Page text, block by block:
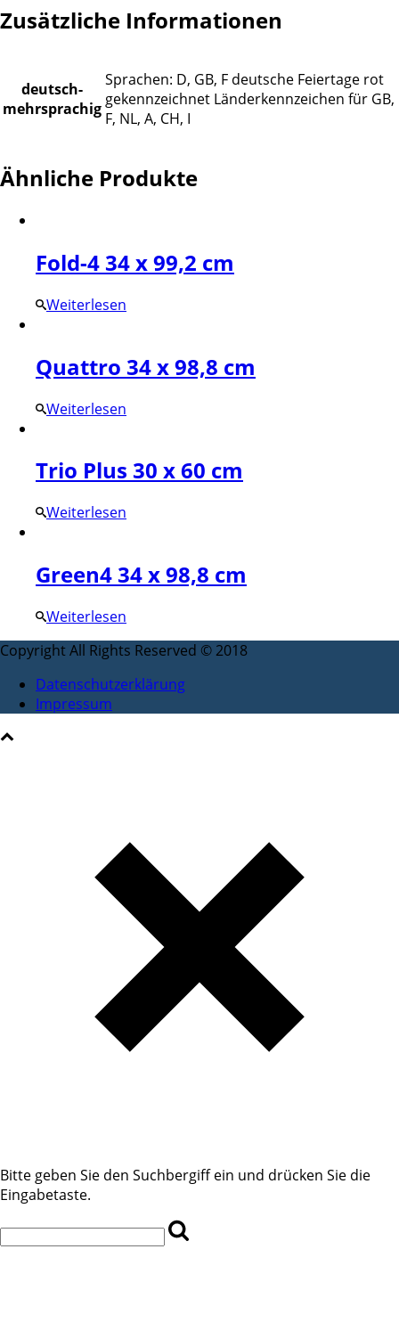
Zusätzliche Informationen
deutsch-
mehrsprachig
Sprachen: D, GB, F deutsche Feiertage rot
gekennzeichnet Länderkennzeichen für GB,
F, NL, A, CH, I
Ähnliche Produkte
Fold-4 34 x 99,2 cm
Weiterlesen
Quattro 34 x 98,8 cm
Weiterlesen
Trio Plus 30 x 60 cm
Weiterlesen
Green4 34 x 98,8 cm
Weiterlesen
Copyright All Rights Reserved © 2018
Datenschutzerklärung
Impressum
Bitte geben Sie den Suchbergiff ein und drücken Sie die
Eingabetaste.